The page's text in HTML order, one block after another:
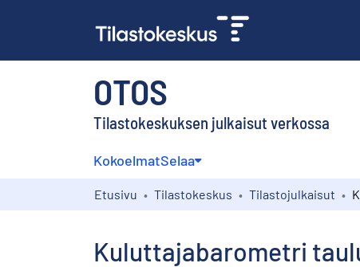
OTOS
Tilastokeskuksen julkaisut verkossa
KokoelmatSelaa
Etusivu Tilastokeskus Tilastojulkaisut
Kuluttajabarometri